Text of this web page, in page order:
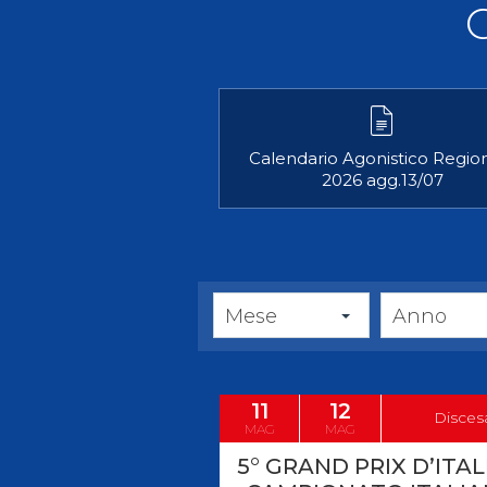
Calendario Agonistico
2026 agg.13/07
Mese Anno
Invito Pubblico Organi di Giustizia
Corte D'Appello Federale
11
MAG
12
MAG
5° GRAND PRIX